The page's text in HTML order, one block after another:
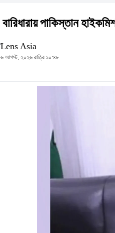
বারিধারায় পাকিস্তান
Lens Asia
৬ আগস্ট, ২০২৬ রাত্রি ১০:৪৮